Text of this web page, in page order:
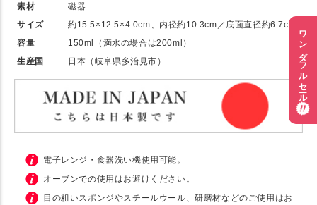
素材
磁器
サイズ
約15.5×12.5×4.0cm、内径約10.3cm／底面直径約6.7cm
容量
150ml（満水の場合は200ml）
生産国
日本（岐阜県多治見市）
電子レンジ・食器洗い機使用可能。
オーブンでの使用はお避けください。
目の粗いスポンジやスチールウール、研磨材などのご使用はお
ワンダフルセール